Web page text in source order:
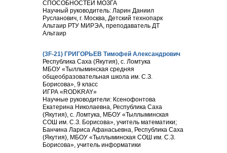
СПОСОБНОСТЕЙ МОЗГА
Научный руководитель: Ларин Даниил
Русланович, г. Москва, Детский технопарк
Альтаир РТУ МИРЭА, преподаватель ДТ
Альтаир
(3F-21) ГРИГОРЬЕВ Тимофей Александрович
Республика Саха (Якутия), с. Ломтука
МБОУ «Тыллыминская средняя
общеобразовательная школа им. С.З.
Борисова», 9 класс
ИГРА «RODKRAY»
Научные руководители: Ксенофонтова
Екатерина Николаевна, Республика Саха
(Якутия), с. Ломтука, МБОУ «Тыллыминская
СОШ им. С.З. Борисова», учитель математики;
Банчина Лариса Афанасьевна, Республика Саха
(Якутия), МБОУ «Тыллыминская СОШ им. С.З.
Борисова», учитель информатики